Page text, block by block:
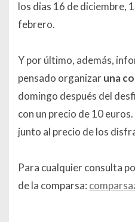
los dias 16 de diciembre,
febrero.
Y por último, además,
pensado organizaruna
domingo después del
con un precio de 10
junto al precio de los
Para cualquier consulta
de la comparsa: